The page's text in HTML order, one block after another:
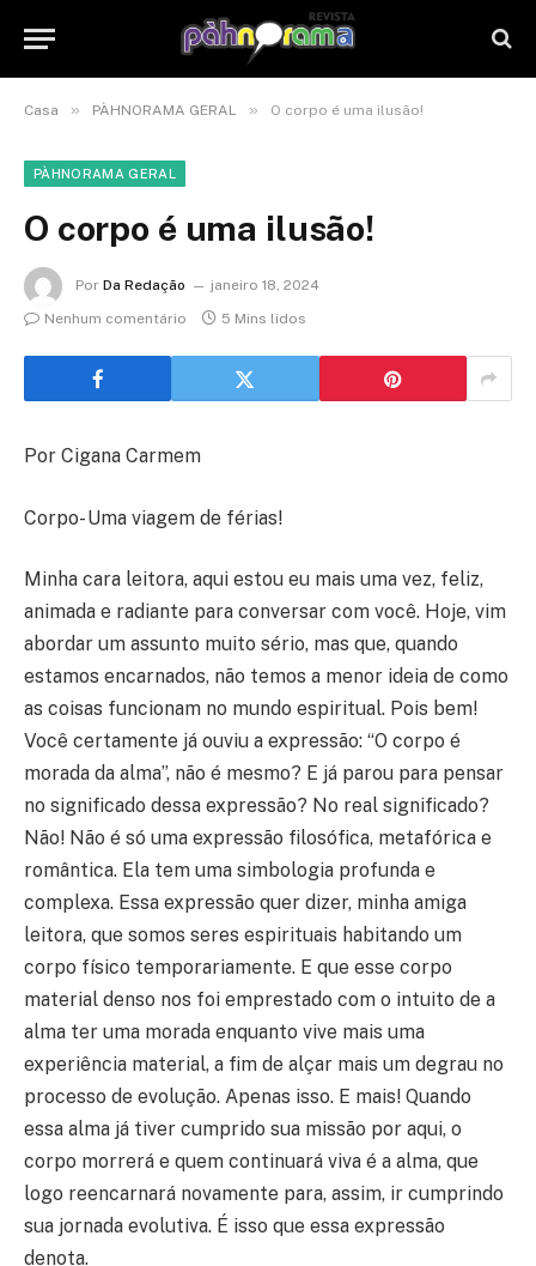
Casa » PÀHNORAMA GERAL » O corpo é uma ilusão!
PÀHNORAMA GERAL
O corpo é uma ilusão!
Por Da Redação
janeiro 18, 2024
Nenhum comentário
5 Mins lidos
Por Cigana Carmem
Corpo- Uma viagem de férias!
Minha cara leitora, aqui estou eu mais uma vez, feliz,
animada e radiante para conversar com você. Hoje, vim
abordar um assunto muito sério, mas que, quando
estamos encarnados, não temos a menor ideia de como
as coisas funcionam no mundo espiritual. Pois bem!
Você certamente já ouviu a expressão: “O corpo é
morada da alma”, não é mesmo? E já parou para pensar
no significado dessa expressão? No real significado?
Não! Não é só uma expressão filosófica, metafórica e
romântica. Ela tem uma simbologia profunda e
complexa. Essa expressão quer dizer, minha amiga
leitora, que somos seres espirituais habitando um
corpo físico temporariamente. E que esse corpo
material denso nos foi emprestado com o intuito de a
alma ter uma morada enquanto vive mais uma
experiência material, a fim de alçar mais um degrau no
processo de evolução. Apenas isso. E mais! Quando
essa alma já tiver cumprido sua missão por aqui, o
corpo morrerá e quem continuará viva é a alma, que
logo reencarnará novamente para, assim, ir cumprindo
sua jornada evolutiva. É isso que essa expressão
denota.